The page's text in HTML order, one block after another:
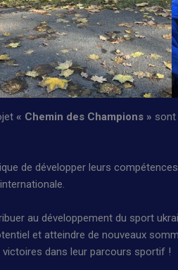
« Chemin des Champions » sont
de développer leurs
au développement du sport
et atteindre de nouveaux
victoires dans leur parcours sportif !